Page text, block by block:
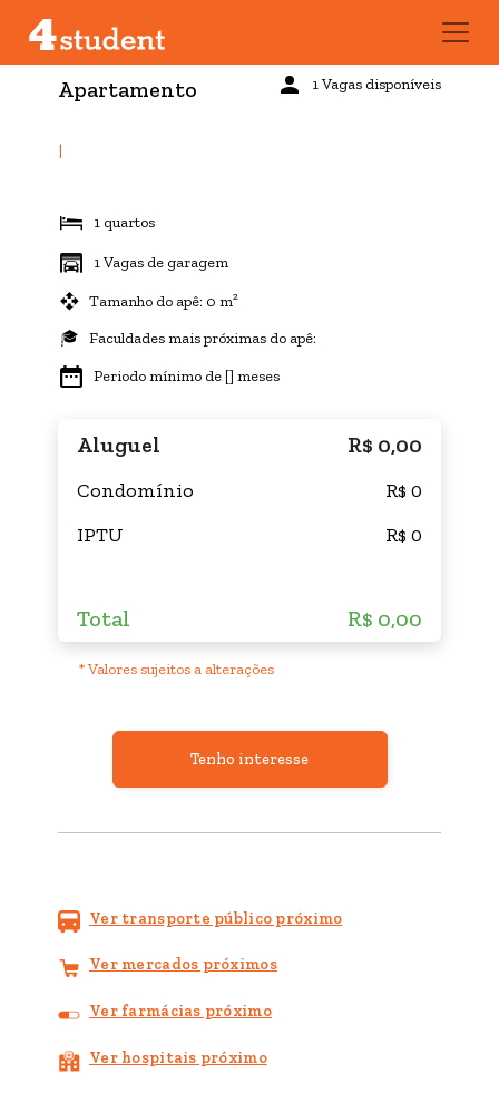
Apartamento
|
1 quartos
1 Vagas disponíveis
1 Vagas de garagem
Tamanho do apê: 0 m²
Faculdades mais próximas do apê:
Periodo mínimo de [] meses
Aluguel R$ 0,00
Condomínio
R$ 0
IPTU
R$ 0
Total R$ 0,00
* Valores sujeitos a alterações
Tenho interesse
Ver transporte público próximo
Ver mercados próximos
Ver farmácias próximo
Ver hospitais próximo